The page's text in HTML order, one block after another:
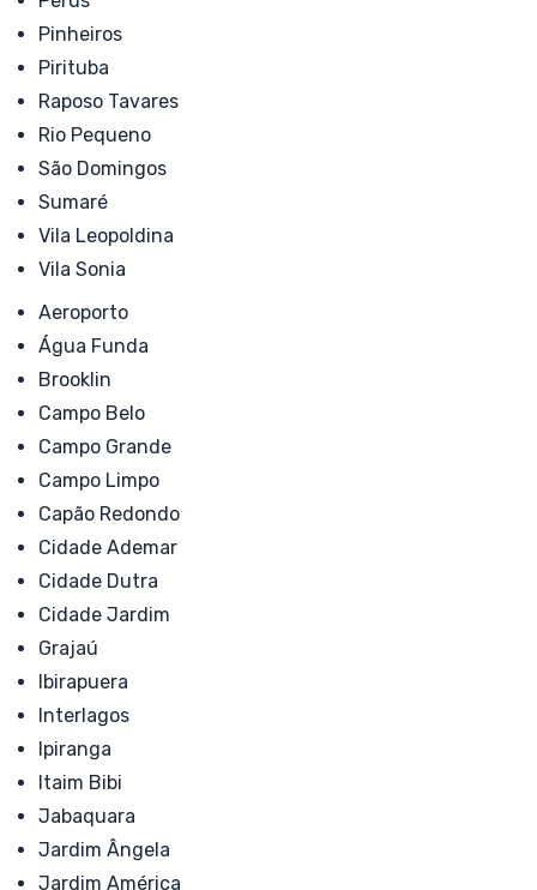
Pinheiros
Pirituba
Raposo Tavares
Rio Pequeno
São Domingos
Sumaré
Vila Leopoldina
Vila Sonia
Aeroporto
Água Funda
Brooklin
Campo Belo
Campo Grande
Campo Limpo
Capão Redondo
Cidade Ademar
Cidade Dutra
Cidade Jardim
Grajaú
Ibirapuera
Interlagos
Ipiranga
Itaim Bibi
Jabaquara
Jardim Ângela
Jardim América